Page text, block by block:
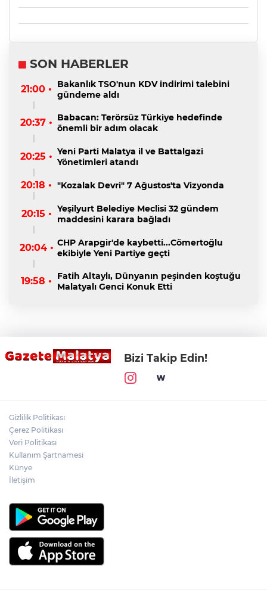
SON HABERLER
21:00 •
Bakanlık TSO'nun KDV indirimi talebini
gündeme aldı
20:37 • Babacan: Terörsüz Türkiye hedefinde
önemli bir adım olacak
20:25 • Yeni Parti Malatya il ve Battalgazi
Yönetimleri atandı
20:18 • "Kozalak Devri" 7 Ağustos'ta Vizyonda
20:15 • Yeşilyurt Belediye Meclisi 32 gündem
maddesini karara bağladı
20:04 • CHP Arapgir'de kaybetti...Cömertoğlu
ekibiyle Yeni Partiye geçti
19:58 •
Fatih Altaylı, Dünyanın peşinden koştuğu
Malatyalı Genci Konuk Etti
Bizi Takip Edin!
Gizlilik Politikası
Çerez Politikası
Veri Politikası
Kullanım Şartnamesi
Künye
İletişim